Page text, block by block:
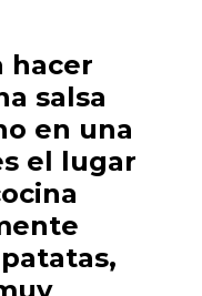
hacer
salsa
en una
el lugar